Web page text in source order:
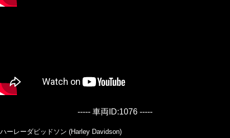
----- 車両ID:1076 -----
ハーレーダビッドソン (Harley Davidson)